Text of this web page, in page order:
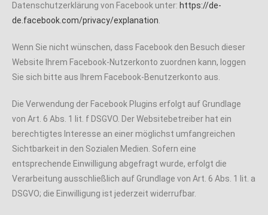
Datenschutzerklärung von Facebook unter: https://de-
de.facebook.com/privacy/explanation
Wenn Sie nicht wünschen, dass Facebook den Besuch dieser
Website Ihrem Facebook-Nutzerkonto zuordnen kann, loggen
Sie sich bitte aus Ihrem Facebook-Benutzerkonto aus.
Die Verwendung der Facebook Plugins erfolgt auf Grundlage
von Art. 6 Abs. 1 lit. f DSGVO. Der Websitebetreiber hat ein
berechtigtes Interesse an einer möglichst umfangreichen
Sichtbarkeit in den Sozialen Medien. Sofern eine
entsprechende Einwilligung abgefragt wurde, erfolgt die
Verarbeitung ausschließlich auf Grundlage von Art. 6 Abs. 1 lit. a
DSGVO; die Einwilligung ist jederzeit widerrufbar.